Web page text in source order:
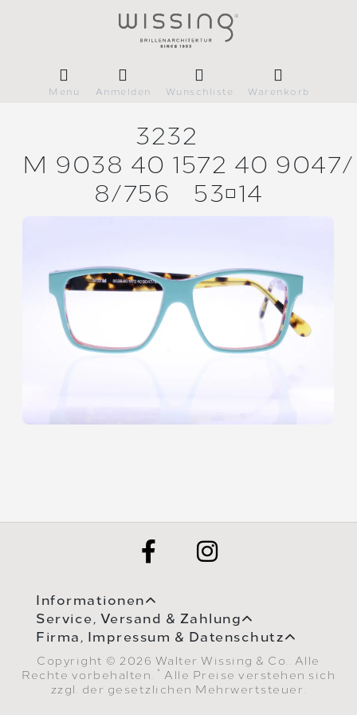
Menü Anmelden Wunschliste Warenkorb
3232
M 9038 40 1572 40 9047/
8/756 5314
Informationen
Service, Versand & Zahlung
Firma, Impressum & Datenschutz
Copyright © 2026 Walter Wissing & Co.. Alle
Rechte vorbehalten.
* Alle Preise verstehen sich
zzgl. der gesetzlichen Mehrwertsteuer.